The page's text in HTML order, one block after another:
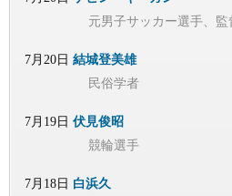
元男子サッカー選手、監
7月20日 結城登美雄
民俗学者
7月19日 伏見俊昭
競輪選手
7月18日 白浜久